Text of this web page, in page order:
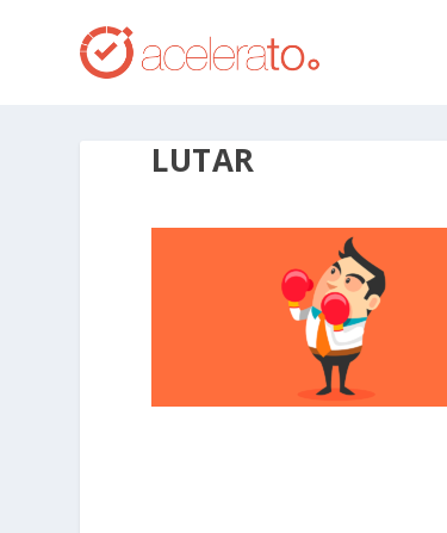
LUTAR